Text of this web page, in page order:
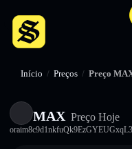
Início / Preços / Preço
MAX Preço Hoje